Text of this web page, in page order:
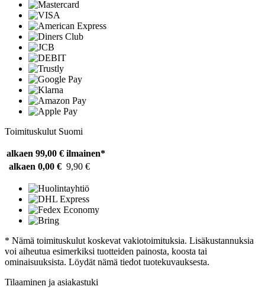
Toimituskulut Suomi
alkaen 99,00 € ilmainen*
alkaen 0,00 € 9,90 €
* Nämä toimituskulut koskevat vakiotoimituksia. Lisäkustannuksia
voi aiheutua esimerkiksi tuotteiden painosta, koosta tai
ominaisuuksista. Löydät nämä tiedot tuotekuvauksesta.
Tilaaminen ja asiakastuki